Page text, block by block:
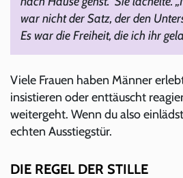
war nicht der Satz, der den
Es war die Freiheit, die ich ihr
Viele Frauen haben Männer
insistieren oder enttäuscht
weitergeht. Wenn du also
echten Ausstiegstür.
DIE REGEL DER STILLE